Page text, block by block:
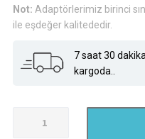
Not: Adaptörlerimiz birinci
ile eşdeğer kalitededir.
7 saat 30
kargoda..